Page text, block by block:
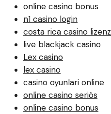
online casino bonus
n1 casino login
costa rica casino lizenz
live blackjack casino
Lex casino
lex casino
casino oyunlari online
online casino seriös
online casino bonus